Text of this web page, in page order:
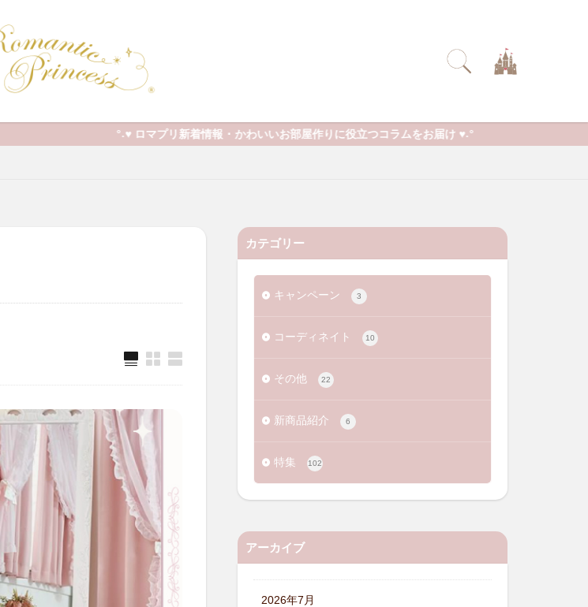
°˖♥ ロマプリ新着情報 ･ かわいいお部屋作りに役立つコラムをお届け ♥˖°
カテゴリー
キャンペーン 3
コーディネイト 10
その他 22
新商品紹介 6
特集 102
アーカイブ
2026年7月